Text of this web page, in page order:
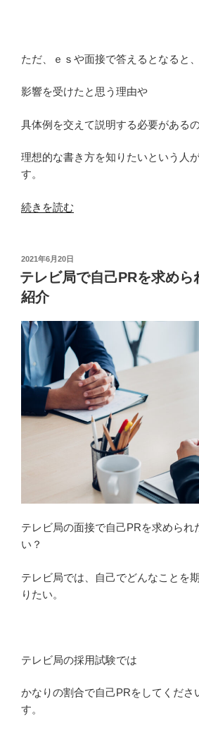
ただ、ｅｓや面接で答えるとなると、
影響を受けたと思う理由や
具体例を交えて説明する必要がある
理想的な書き方を知りたいという人
す。
“影
受
け
た
テ
レ
ビ
番
組
の
書
方
を
続きを読む
投
稿
日:
2021年6月20日
テレビ局で自己PRを求めら
紹介
テレビ局の面接で自己PRを求められ
い？
テレビ局では、自己でどんなことを
りたい。
テレビ局の採用試験では
かなりの割合で自己PRをしてくださ
す。